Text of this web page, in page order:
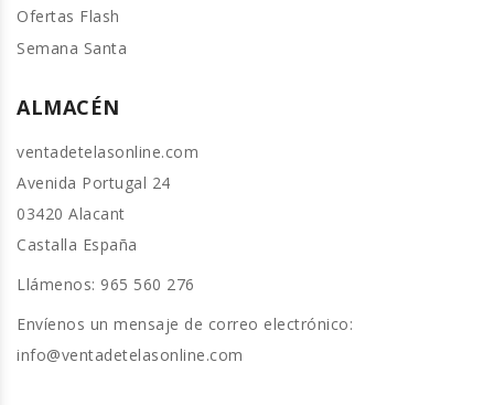
Ofertas Flash
Semana Santa
ALMACÉN
ventadetelasonline.com
Avenida Portugal 24
03420 Alacant
Castalla España
Llámenos: 965 560 276
Envíenos un mensaje de correo electrónico:
info@ventadetelasonline.com